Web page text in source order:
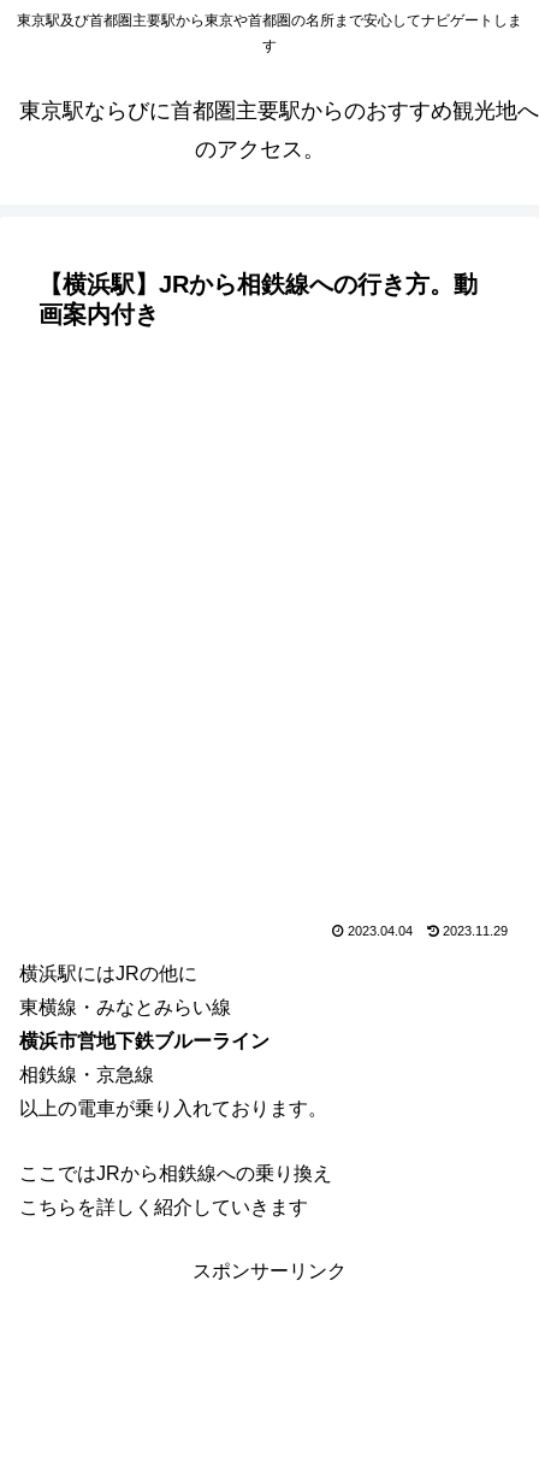
東京駅及び首都圏主要駅から東京や首都圏の名所まで安心してナビゲートしま
す
東京駅ならびに首都圏主要駅からのおすすめ観光地へ
のアクセス。
【横浜駅】JRから相鉄線への行き方。動
画案内付き
2023.04.04 2023.11.29
横浜駅にはJRの他に
東横線・みなとみらい線
横浜市営地下鉄ブルーライン
相鉄線・京急線
以上の電車が乗り入れております。
ここではJRから相鉄線への乗り換え
こちらを詳しく紹介していきます
スポンサーリンク